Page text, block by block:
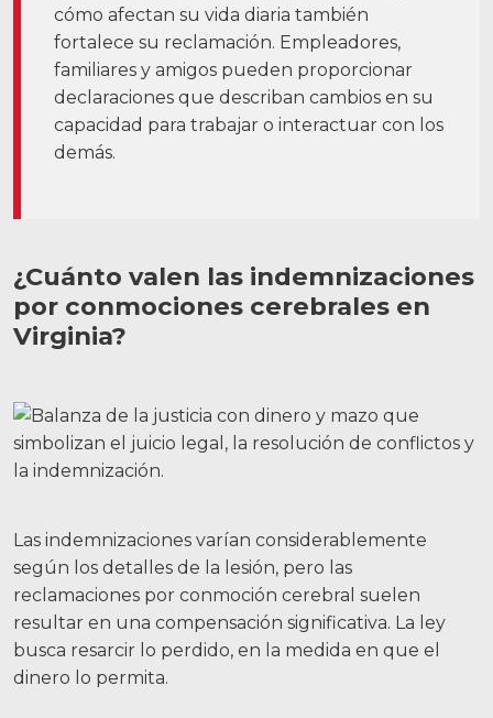
cómo afectan su vida diaria también
fortalece su reclamación. Empleadores,
familiares y amigos pueden proporcionar
declaraciones que describan cambios en su
capacidad para trabajar o interactuar con los
demás.
¿Cuánto valen las indemnizaciones
por conmociones cerebrales en
Virginia?
Las indemnizaciones varían considerablemente
según los detalles de la lesión, pero las
reclamaciones por conmoción cerebral suelen
resultar en una compensación significativa. La ley
busca resarcir lo perdido, en la medida en que el
dinero lo permita.